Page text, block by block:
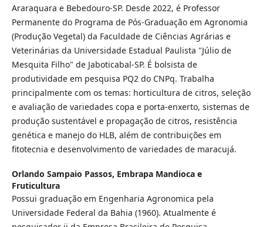
Araraquara e Bebedouro-SP. Desde 2022, é Professor
Permanente do Programa de Pós-Graduação em Agronomia
(Produção Vegetal) da Faculdade de Ciências Agrárias e
Veterinárias da Universidade Estadual Paulista "Júlio de
Mesquita Filho" de Jaboticabal-SP. É bolsista de
produtividade em pesquisa PQ2 do CNPq. Trabalha
principalmente com os temas: horticultura de citros, seleção
e avaliação de variedades copa e porta-enxerto, sistemas de
produção sustentável e propagação de citros, resistência
genética e manejo do HLB, além de contribuições em
fitotecnia e desenvolvimento de variedades de maracujá.
Orlando Sampaio Passos, Embrapa Mandioca e
Fruticultura
Possui graduação em Engenharia Agronomica pela
Universidade Federal da Bahia (1960). Atualmente é